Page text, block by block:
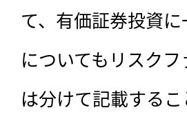
て、有価証券投資
についてもリスク
は分けて記載する